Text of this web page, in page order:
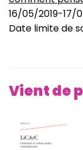
16/05/2019-17/
Date limite de
Vient de